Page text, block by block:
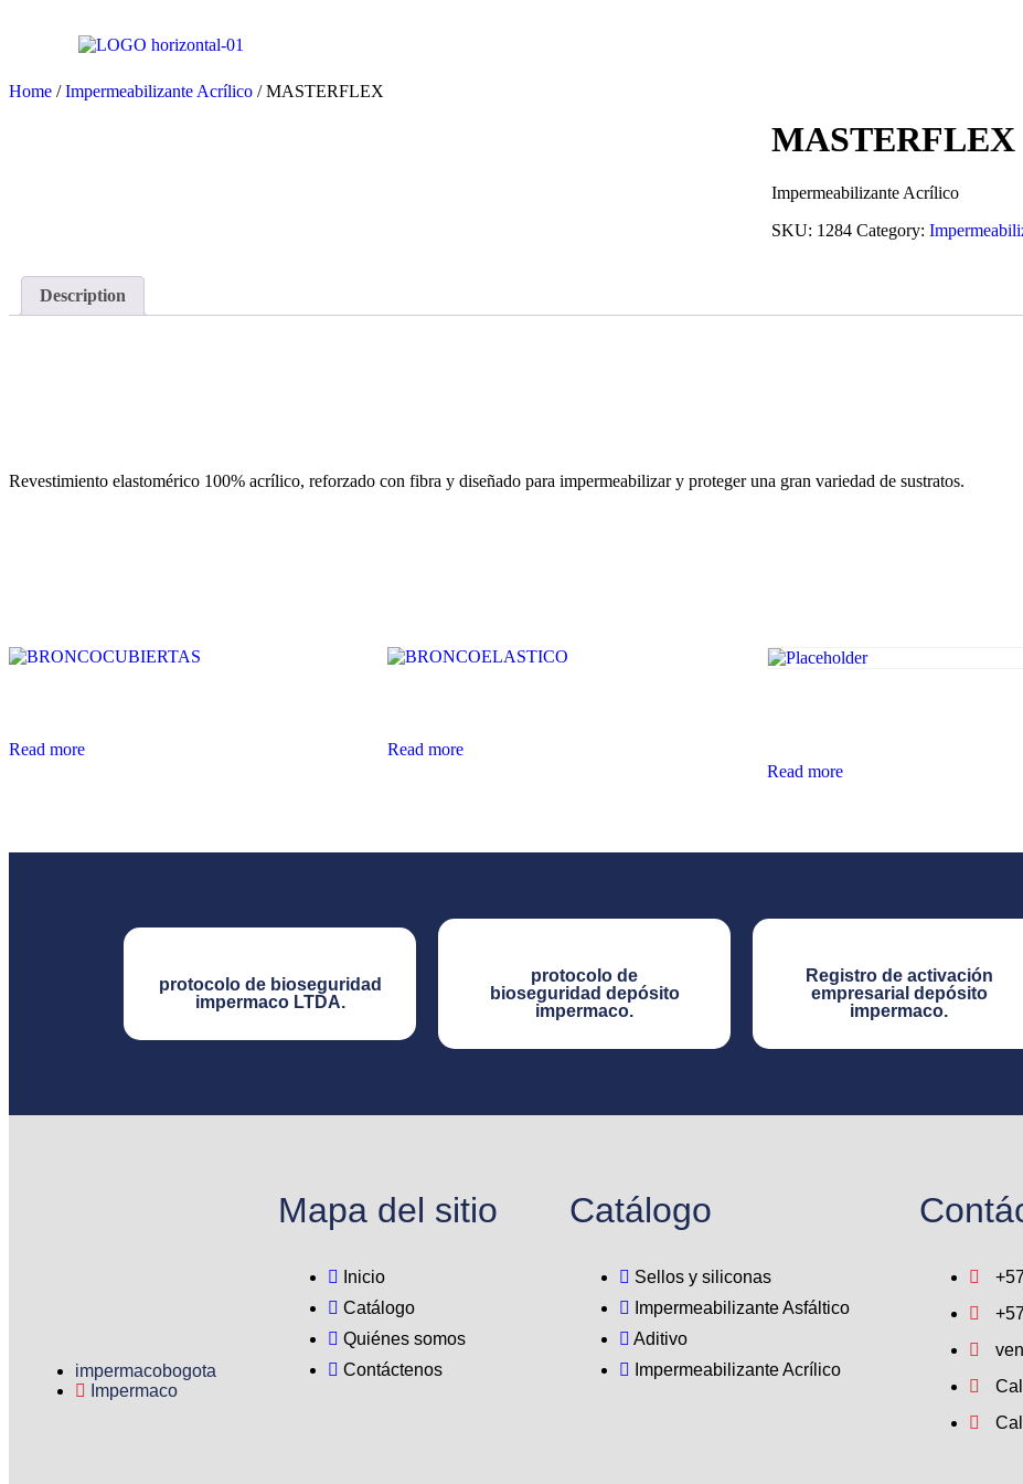
Home /Impermeabilizante Acrílico / MASTERFLEX
MASTERFLEX
Impermeabilizante Acrílico
SKU: 1284 Category:
Description
Revestimiento elastomérico 100% acrílico, reforzado con fibra y diseñado para impermeabilizar y proteger una gran variedad de sustratos.
Read more Read more
Read more
protocolo de bioseguridad
impermaco LTDA.​
protocolo de
bioseguridad depósito
impermaco.​
Registro de activación
empresarial depósito
impermaco.​
impermacobogota
Impermaco
Mapa del sitio
Inicio
Catálogo
Quiénes somos
Contáctenos
Catálogo
Sellos y siliconas
Impermeabilizante Asfáltico
Aditivo
Impermeabilizante Acrílico